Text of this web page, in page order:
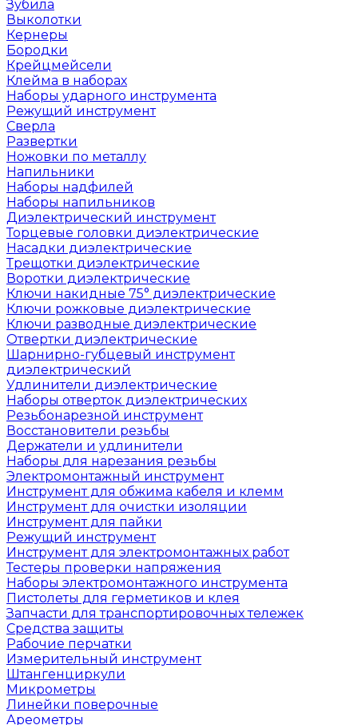
Зубила
Выколотки
Кернеры
Бородки
Крейцмейсели
Клейма в наборах
Наборы ударного инструмента
Режущий инструмент
Сверла
Развертки
Ножовки по металлу
Напильники
Наборы надфилей
Наборы напильников
Диэлектрический инструмент
Торцевые головки диэлектрические
Насадки диэлектрические
Трещотки диэлектрические
Воротки диэлектрические
Ключи накидные 75° диэлектрические
Ключи рожковые диэлектрические
Ключи разводные диэлектрические
Отвертки диэлектрические
Шарнирно-губцевый инструмент
диэлектрический
Удлинители диэлектрические
Наборы отверток диэлектрических
Резьбонарезной инструмент
Восстановители резьбы
Держатели и удлинители
Наборы для нарезания резьбы
Электромонтажный инструмент
Инструмент для обжима кабеля и клемм
Инструмент для очистки изоляции
Инструмент для пайки
Режущий инструмент
Инструмент для электромонтажных работ
Тестеры проверки напряжения
Наборы электромонтажного инструмента
Пистолеты для герметиков и клея
Запчасти для транспортировочных тележек
Средства защиты
Рабочие перчатки
Измерительный инструмент
Штангенциркули
Микрометры
Линейки поверочные
Ареометры